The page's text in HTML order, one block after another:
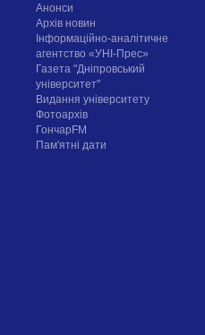
Анонси
Архів новин
Інформаційно-аналітичне
агентство «УНІ-Прес»
Газета "Дніпровський
університет"
Видання університету
Фотоархів
ГончарFM
Пам'ятні дати